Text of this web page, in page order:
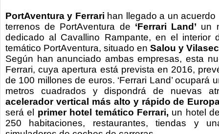
PortAventura y Ferrari han llegado a un
terrenos de PortAventura de ‘Ferrari Land’ un
dedicado al Cavallino Rampante, en el interior
temático PortAventura, situado en Salou y
Según han anunciado ambas empresas, esta
Ferrari, cuya apertura está prevista en 2016,
de 100 millones de euros. ‘Ferrari Land’ ocupará
metros cuadrados y dispondrá de nuevas
acelerador vertical más alto y rápido de
será el primer hotel temático Ferrari, un hotel
250 habitaciones, restaurantes, tiendas y